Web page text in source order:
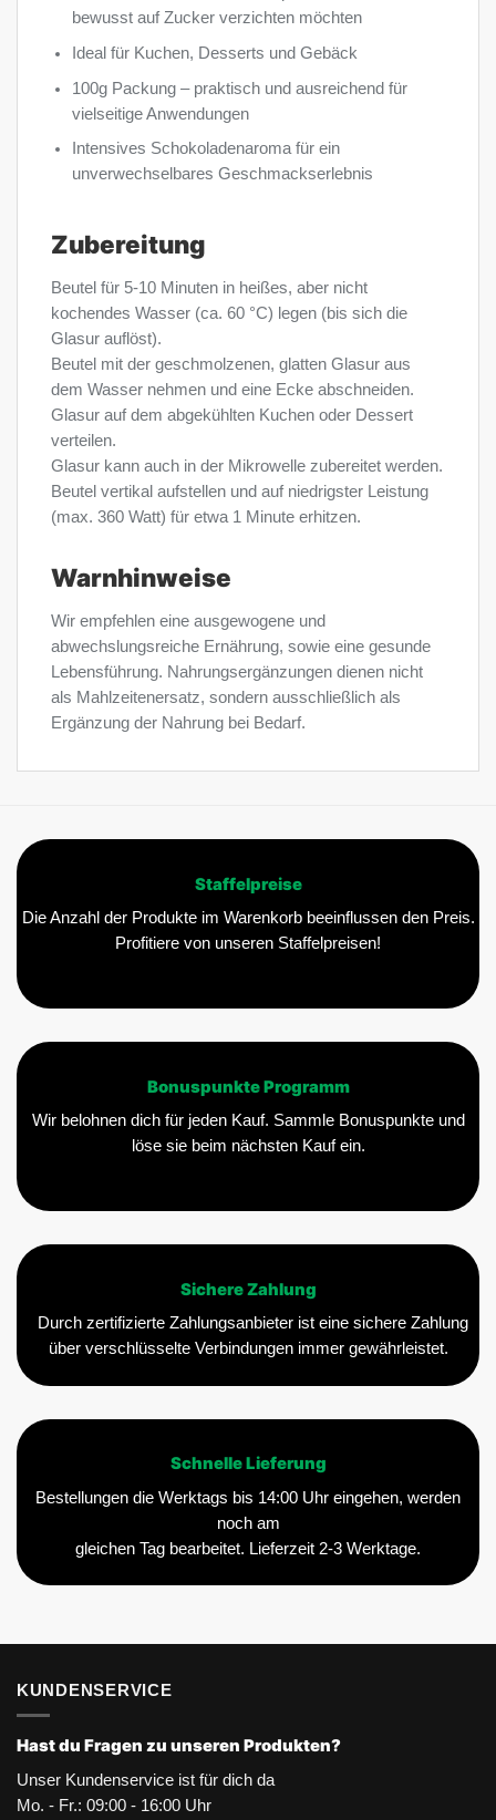
bewusst auf Zucker verzichten möchten
Ideal für Kuchen, Desserts und Gebäck
100g Packung – praktisch und ausreichend für
vielseitige Anwendungen
Intensives Schokoladenaroma für ein
unverwechselbares Geschmackserlebnis
Zubereitung
Beutel für 5-10 Minuten in heißes, aber nicht
kochendes Wasser (ca. 60 °C) legen (bis sich die
Glasur auflöst).
Beutel mit der geschmolzenen, glatten Glasur aus
dem Wasser nehmen und eine Ecke abschneiden.
Glasur auf dem abgekühlten Kuchen oder Dessert
verteilen.
Glasur kann auch in der Mikrowelle zubereitet werden.
Beutel vertikal aufstellen und auf niedrigster Leistung
(max. 360 Watt) für etwa 1 Minute erhitzen.
Warnhinweise
Wir empfehlen eine ausgewogene und
abwechslungsreiche Ernährung, sowie eine gesunde
Lebensführung. Nahrungsergänzungen dienen nicht
als Mahlzeitenersatz, sondern ausschließlich als
Ergänzung der Nahrung bei Bedarf.
Staffelpreise
Die Anzahl der Produkte im Warenkorb beeinflussen den Preis.
Profitiere von unseren Staffelpreisen!
Bonuspunkte Programm
Wir belohnen dich für jeden Kauf. Sammle Bonuspunkte und
löse sie beim nächsten Kauf ein.
Sichere Zahlung
Durch zertifizierte Zahlungsanbieter ist eine sichere Zahlung
über verschlüsselte Verbindungen immer gewährleistet.
Schnelle Lieferung
Bestellungen die Werktags bis 14:00 Uhr eingehen, werden
noch am
gleichen Tag bearbeitet. Lieferzeit 2-3 Werktage.
KUNDENSERVICE
Hast du Fragen zu unseren Produkten?
Unser Kundenservice ist für dich da
Mo. - Fr.: 09:00 - 16:00 Uhr